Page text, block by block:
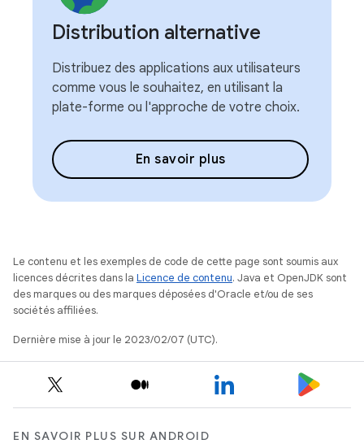
Distribution alternative
Distribuez des applications aux utilisateurs
comme vous le souhaitez, en utilisant la
plate-forme ou l'approche de votre choix.
En savoir plus
Le contenu et les exemples de code de cette page sont soumis aux
licences décrites dans la Licence de contenu. Java et OpenJDK sont
des marques ou des marques déposées d'Oracle et/ou de ses
sociétés affiliées.
Dernière mise à jour le 2023/02/07 (UTC).
EN SAVOIR PLUS SUR ANDROID